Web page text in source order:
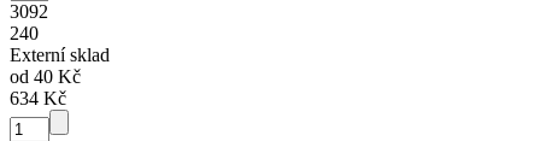
3092
240
Externí sklad
od 40 Kč
634 Kč